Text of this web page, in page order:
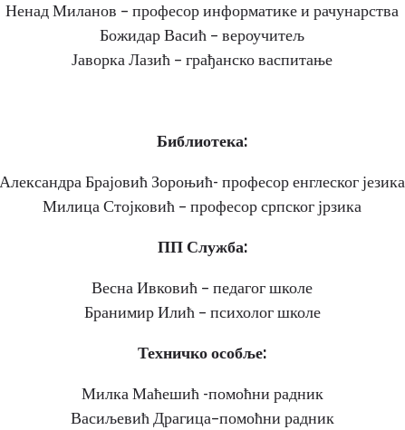
Ненад Миланов – професор информатике и рачунарства
Божидар Васић – вероучитељ
Јаворка Лазић – грађанско васпитање
Библиотека:
Александра Брајовић Зороњић- професор енглеског језика
Милица Стојковић – професор српског јрзика
ПП Служба:
Весна Ивковић – педагог школе
Бранимир Илић – психолог школе
Техничко особље:
Милка Маћешић -помоћни радник
Васиљевић Драгица–помоћни радник